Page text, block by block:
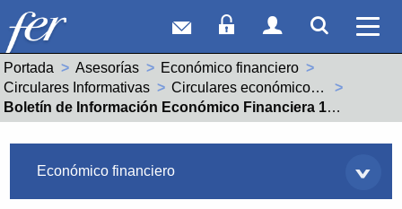
Correo webAcceso Socios
Acceso
Portada Asesorías
Económico financiero
Circulares Informativas
Circulares económico financieras año 2022
Actual:
Boletín de Información Económico Financiera 10/2022 - Ayudas Plan para la competitividad del comercio minorista
Económico financiero